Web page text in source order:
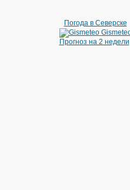
Погода в Северске
Прогноз на 2 недели